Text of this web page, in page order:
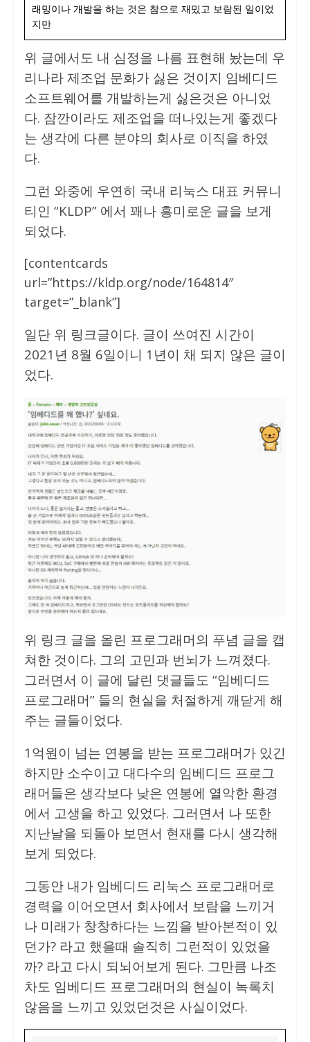
래밍이나 개발을 하는 것은 참으로 재밌고 보람된 일이었
지만
위 글에서도 내 심정을 나름 표현해 놨는데 우
리나라 제조업 문화가 싫은 것이지 임베디드
소프트웨어를 개발하는게 싫은것은 아니었
다. 잠깐이라도 제조업을 떠나있는게 좋겠다
는 생각에 다른 분야의 회사로 이직을 하였
다.
그런 와중에 우연히 국내 리눅스 대표 커뮤니
티인 “KLDP” 에서 꽤나 흥미로운 글을 보게
되었다.
[contentcards
url=”https://kldp.org/node/164814″
target=”_blank”]
일단 위 링크글이다. 글이 쓰여진 시간이
2021년 8월 6일이니 1년이 채 되지 않은 글이
었다.
위 링크 글을 올린 프로그래머의 푸념 글을 캡
쳐한 것이다. 그의 고민과 번뇌가 느껴졌다.
그러면서 이 글에 달린 댓글들도 “임베디드
프로그래머” 들의 현실을 처절하게 깨닫게 해
주는 글들이었다.
1억원이 넘는 연봉을 받는 프로그래머가 있긴
하지만 소수이고 대다수의 임베디드 프로그
래머들은 생각보다 낮은 연봉에 열악한 환경
에서 고생을 하고 있었다. 그러면서 나 또한
지난날을 되돌아 보면서 현재를 다시 생각해
보게 되었다.
그동안 내가 임베디드 리눅스 프로그래머로
경력을 이어오면서 회사에서 보람을 느끼거
나 미래가 창창하다는 느낌을 받아본적이 있
던가? 라고 했을때 솔직히 그런적이 있었을
까? 라고 다시 되뇌어보게 된다. 그만큼 나조
차도 임베디드 프로그래머의 현실이 녹록치
않음을 느끼고 있었던것은 사실이었다.